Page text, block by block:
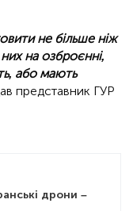
не більше ніж
на озброєнні,
або мають
представник ГУР
дрони –